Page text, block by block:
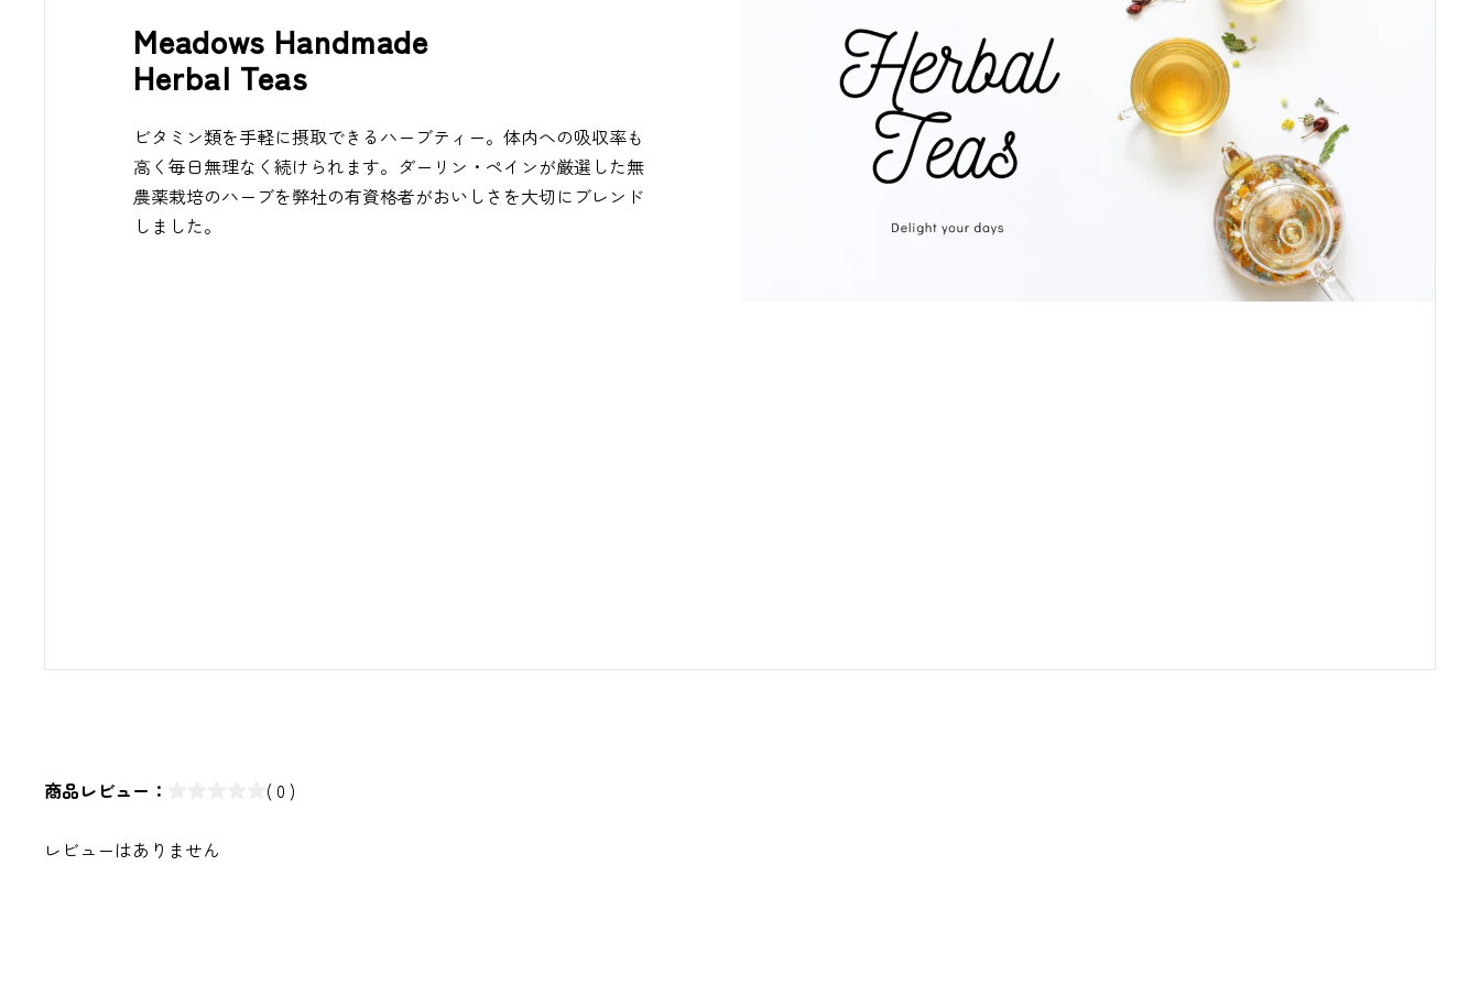
Meadows Handmade
Herbal Teas
ビタミン類を手軽に摂取できるハーブティー。体内への吸収率も
高く毎日無理なく続けられます。ダーリン・ペインが厳選した無
農薬栽培のハーブを弊社の有資格者がおいしさを大切にブレンド
しました。
商品レビュー： ( 0 )
レビューはありません